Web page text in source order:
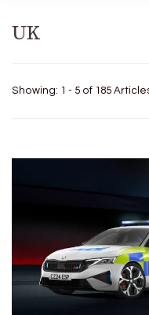
UK
Showing: 1 - 5 of 185